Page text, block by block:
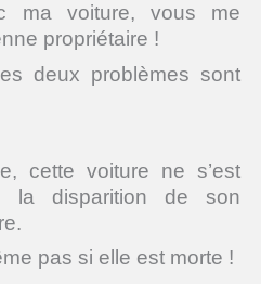
ma voiture, vous me
propriétaire !
deux problèmes sont
cette voiture ne s’est
la disparition de son
pas si elle est morte !